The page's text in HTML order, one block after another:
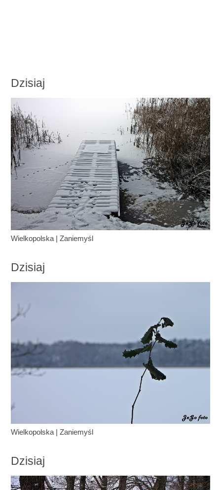
Dzisiaj
Wielkopolska |Zaniemyśl
Dzisiaj
Wielkopolska|Zaniemyśl
Dzisiaj